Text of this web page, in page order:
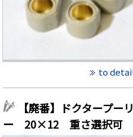
to
【廃番】ドクタープ
ー 20×12 重さ選択可